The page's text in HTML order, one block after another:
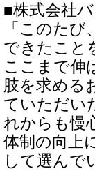
■株式会社
「このた
できたこと
ここまで伸
肢を求める
ていただい
れからも慢
体制の向上
して選んで